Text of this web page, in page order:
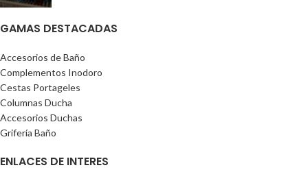
GAMAS DESTACADAS
Accesorios de Baño
Complementos Inodoro
Cestas Portageles
Columnas Ducha
Accesorios Duchas
Grifería Baño
ENLACES DE INTERES